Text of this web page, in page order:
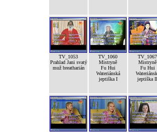
TV_1053
Prahlad Jani svatý
muž breatharián
TV_1060
Mistryně
Fu Hui
Wateriánská
jeptiška I
TV_1067
Mistryně
Fu Hui
jeptiška II